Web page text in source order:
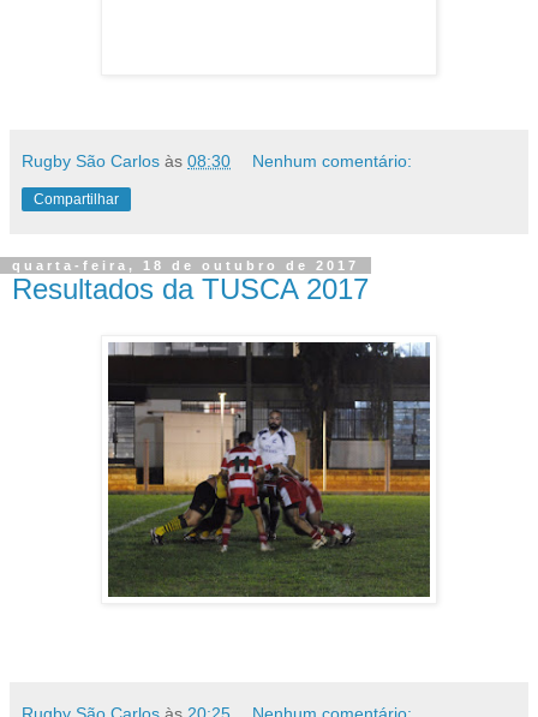
Rugby São Carlos às 08:30 Nenhum comentário:
Compartilhar
quarta-feira, 18 de outubro de 2017
Resultados da TUSCA 2017
Rugby São Carlos às 20:25 Nenhum comentário: